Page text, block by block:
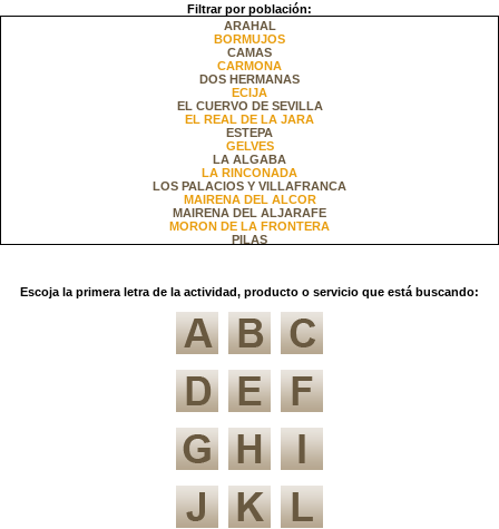
Filtrar por población:
ARAHAL
BORMUJOS
CAMAS
CARMONA
DOS HERMANAS
ECIJA
EL CUERVO DE SEVILLA
EL REAL DE LA JARA
ESTEPA
GELVES
LA ALGABA
LA RINCONADA
LOS PALACIOS Y VILLAFRANCA
MAIRENA DEL ALCOR
MAIRENA DEL ALJARAFE
MORON DE LA FRONTERA
PILAS
Escoja la primera letra de la actividad, producto o servicio que está buscando: